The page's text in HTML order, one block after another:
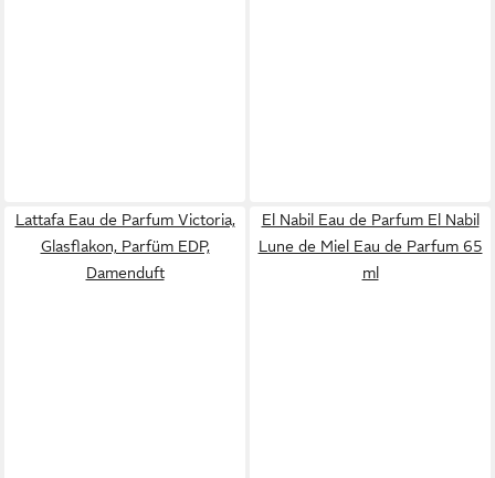
Lattafa Eau de Parfum Victoria,
Glasflakon, Parfüm EDP,
Damenduft
El Nabil Eau de Parfum El Nabil
Lune de Miel Eau de Parfum 65
ml